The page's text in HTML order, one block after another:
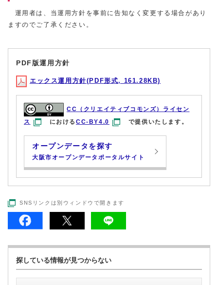
運用者は、当運用方針を事前に告知なく変更する場合があり
ますのでご了承ください。
PDF版運用方針
エックス運用方針(PDF形式, 161.28KB)
CC（クリエイティブコモンズ）ライセン
ス
におけるCC-BY4.0 で提供いたします。
オープンデータを探す
大阪市オープンデータポータルサイト
SNSリンクは別ウィンドウで開きます
探している情報が見つからない